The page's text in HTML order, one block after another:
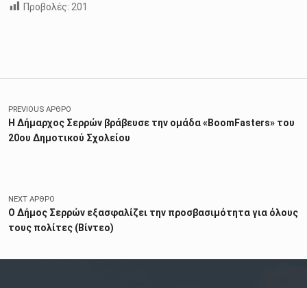
Προβολές: 201
Πλοήγηση άρθρων
PREVIOUS ΆΡΘΡΟ
Η Δήμαρχος Σερρών βράβευσε την ομάδα «BoomFasters» του
20ου Δημοτικού Σχολείου
NEXT ΆΡΘΡΟ
Ο Δήμος Σερρών εξασφαλίζει την προσβασιμότητα για όλους
τους πολίτες (Βίντεο)